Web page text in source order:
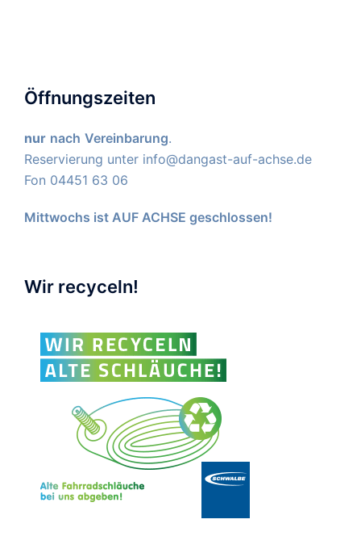
Öffnungszeiten
nur nach Vereinbarung.
Reservierung unter info@dangast-auf-achse.de
Fon 04451 63 06
Mittwochs ist AUF ACHSE geschlossen!
Wir recyceln!